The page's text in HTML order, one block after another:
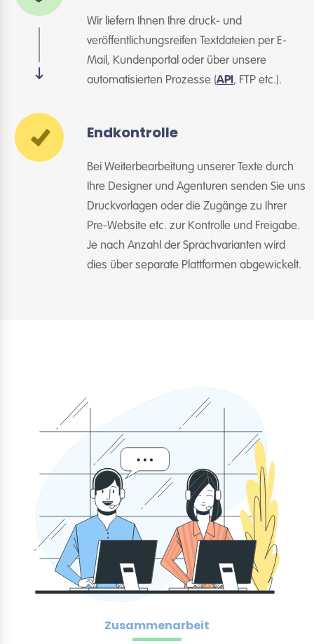
Wir liefern Ihnen Ihre druck- und
veröffentlichungsreifen Textdateien per E-
Mail, Kundenportal oder über unsere
automatisierten Prozesse (API, FTP etc.).
Endkontrolle
Bei Weiterbearbeitung unserer Texte durch
Ihre Designer und Agenturen senden Sie uns
Druckvorlagen oder die Zugänge zu Ihrer
Pre-Website etc. zur Kontrolle und Freigabe.
Je nach Anzahl der Sprachvarianten wird
dies über separate Plattformen abgewickelt.
Zusammenarbeit